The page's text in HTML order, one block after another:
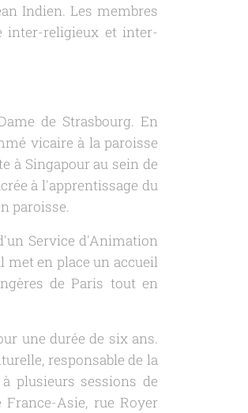
Indien. Les membres
inter-religieux et inter-
de Strasbourg. En
vicaire à la paroisse
à Singapour au sein de
à l'apprentissage du
paroisse.
Service d'Animation
met en place un accueil
de Paris tout en
une durée de six ans.
responsable de la
plusieurs sessions de
France-Asie, rue Royer